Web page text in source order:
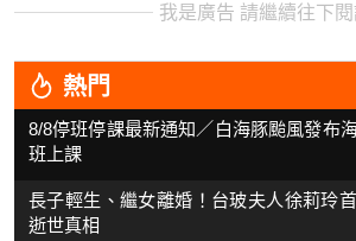
我是廣告 請繼續往下
熱門
8/8停班停課最新通知／白海豚颱風發布
班上課
長子輕生、繼女離婚！台玻夫人徐莉玲
逝世真相